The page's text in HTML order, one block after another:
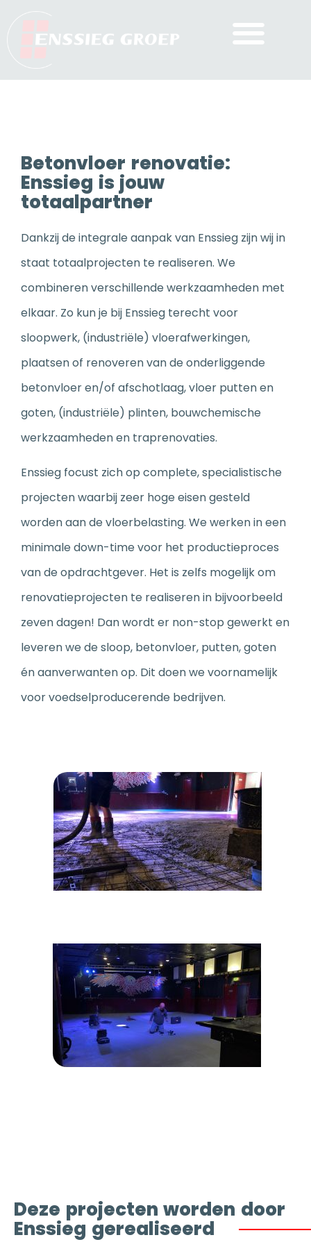
Betonvloer renovatie:
Enssieg is jouw
totaalpartner
Dankzij de integrale aanpak van Enssieg zijn wij in
staat totaalprojecten te realiseren. We
combineren verschillende werkzaamheden met
elkaar. Zo kun je bij Enssieg terecht voor
sloopwerk, (industriële) vloerafwerkingen,
plaatsen of renoveren van de onderliggende
betonvloer en/of afschotlaag, vloer putten en
goten, (industriële) plinten, bouwchemische
werkzaamheden en traprenovaties.
Enssieg focust zich op complete, specialistische
projecten waarbij zeer hoge eisen gesteld
worden aan de vloerbelasting. We werken in een
minimale down-time voor het productieproces
van de opdrachtgever. Het is zelfs mogelijk om
renovatieprojecten te realiseren in bijvoorbeeld
zeven dagen! Dan wordt er non-stop gewerkt en
leveren we de sloop, betonvloer, putten, goten
én aanverwanten op. Dit doen we voornamelijk
voor voedselproducerende bedrijven.
Deze projecten worden door
Enssieg gerealiseerd